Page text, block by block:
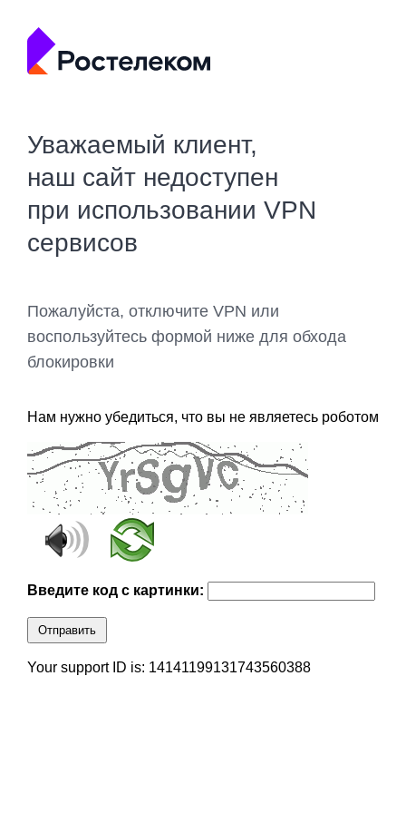
Уважаемый клиент,
наш сайт недоступен
при использовании VPN
сервисов
Пожалуйста, отключите VPN или
воспользуйтесь формой ниже для обхода
блокировки
Нам нужно убедиться, что вы не являетесь роботом
Введите код с картинки:
Отправить
Your support ID is: 14141199131743560388